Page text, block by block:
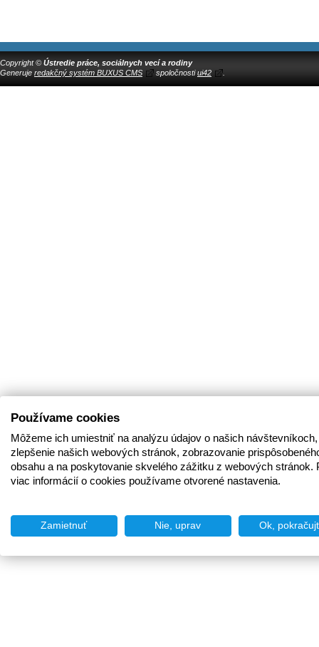
Copyright © Ústredie práce, sociálnych vecí a rodiny
Generuje redakčný systém BUXUS CMS spoločnostiui42
Používame cookies
Môžeme ich umiestniť na analýzu údajov o našich
zlepšenie našich webových stránok, zobrazovanie
obsahu a na poskytovanie skvelého zážitku z webových stránok.
viac informácií o cookies používame otvorené nastavenia.
Zamietnuť Nie, uprav Ok,